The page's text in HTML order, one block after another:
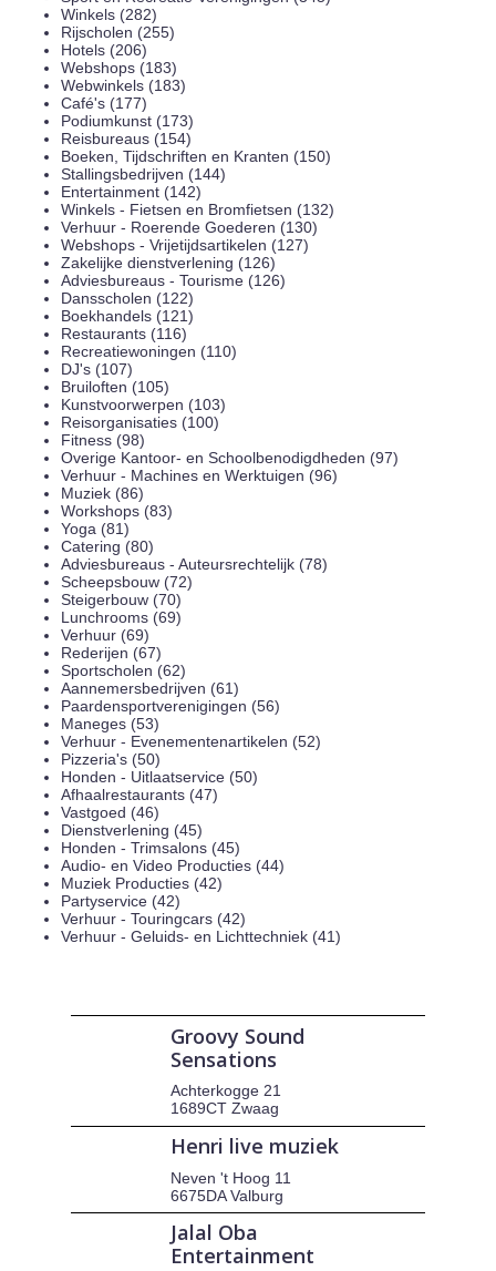
Winkels (282)
Rijscholen (255)
Hotels (206)
Webshops (183)
Webwinkels (183)
Café's (177)
Podiumkunst (173)
Reisbureaus (154)
Boeken, Tijdschriften en Kranten (150)
Stallingsbedrijven (144)
Entertainment (142)
Winkels - Fietsen en Bromfietsen (132)
Verhuur - Roerende Goederen (130)
Webshops - Vrijetijdsartikelen (127)
Zakelijke dienstverlening (126)
Adviesbureaus - Tourisme (126)
Dansscholen (122)
Boekhandels (121)
Restaurants (116)
Recreatiewoningen (110)
DJ's (107)
Bruiloften (105)
Kunstvoorwerpen (103)
Reisorganisaties (100)
Fitness (98)
Overige Kantoor- en Schoolbenodigdheden (97)
Verhuur - Machines en Werktuigen (96)
Muziek (86)
Workshops (83)
Yoga (81)
Catering (80)
Adviesbureaus - Auteursrechtelijk (78)
Scheepsbouw (72)
Steigerbouw (70)
Lunchrooms (69)
Verhuur (69)
Rederijen (67)
Sportscholen (62)
Aannemersbedrijven (61)
Paardensportverenigingen (56)
Maneges (53)
Verhuur - Evenementenartikelen (52)
Pizzeria's (50)
Honden - Uitlaatservice (50)
Afhaalrestaurants (47)
Vastgoed (46)
Dienstverlening (45)
Honden - Trimsalons (45)
Audio- en Video Producties (44)
Muziek Producties (42)
Partyservice (42)
Verhuur - Touringcars (42)
Verhuur - Geluids- en Lichttechniek (41)
Groovy Sound
Sensations
Achterkogge 21
1689CT Zwaag
Henri live muziek
Neven 't Hoog 11
6675DA Valburg
Jalal Oba
Entertainment